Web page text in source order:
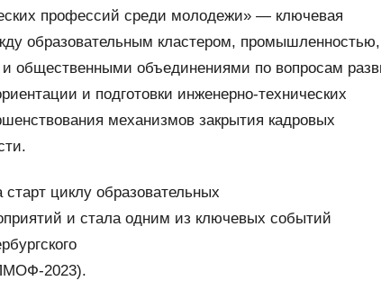
профессий среди молодежи» — ключевая
образовательным кластером, промышленностью,
и общественными объединениями по вопросам
и подготовки инженерно-технических
механизмов закрытия кадровых
циклу образовательных
и стала одним из ключевых событий
2023).